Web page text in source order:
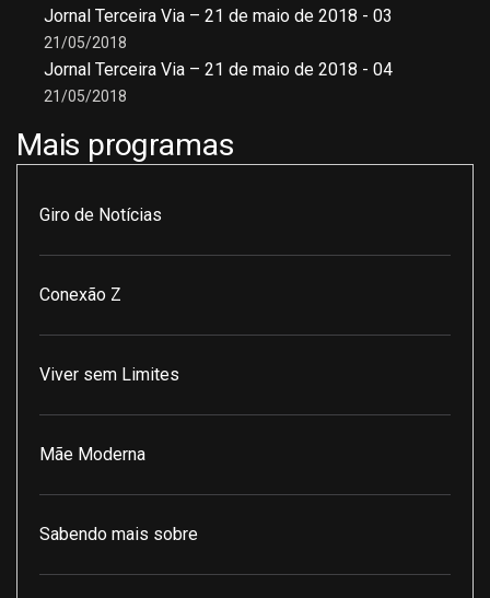
Jornal Terceira Via – 21 de maio de 2018 - 03
21/05/2018
Jornal Terceira Via – 21 de maio de 2018 - 04
21/05/2018
Mais programas
Giro de Notícias
Conexão Z
Viver sem Limites
Mãe Moderna
Sabendo mais sobre